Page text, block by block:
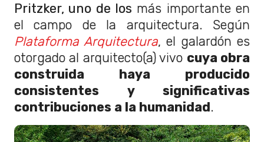
Pritzker, uno de los más importante en
el campo de la arquitectura. Según
Plataforma Arquitectura, el galardón es
otorgado al arquitecto(a) vivo cuya obra
construida haya producido
consistentes y significativas
contribuciones a la humanidad.